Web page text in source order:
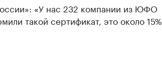
«У нас 232 компании из ЮФО
такой сертификат, это около 15%